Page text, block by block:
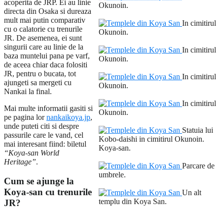
Okunoin.
In cimitirul
Okunoin.
In cimitirul
Okunoin.
In cimitirul
Okunoin.
In cimitirul
Okunoin.
Statuia lui
Kobo-daishi in cimitirul Okunoin.
Koya-san.
Parcare de
umbrele.
Un alt
templu din Koya San.
acoperita de JRP. Ei au linie
directa din Osaka si dureaza
mult mai putin comparativ
cu o calatorie cu trenurile
JR. De asemenea, ei sunt
singurii care au linie de la
baza muntelui pana pe varf,
de aceea chiar daca folositi
JR, pentru o bucata, tot
ajungeti sa mergeti cu
Nankai la final.
Mai multe informatii gasiti si
pe pagina lornankaikoya.jp,
unde puteti citi si despre
passurile care le vand, cel
mai interesant fiind: biletul
“Koya-san World
Heritage”.
Cum se ajunge la
Koya-san cu trenurile
JR?